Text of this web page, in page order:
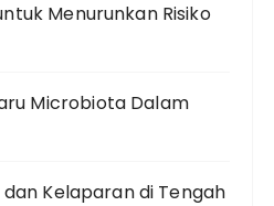
Menurunkan Risiko
Microbiota Dalam
dan Kelaparan di Tengah